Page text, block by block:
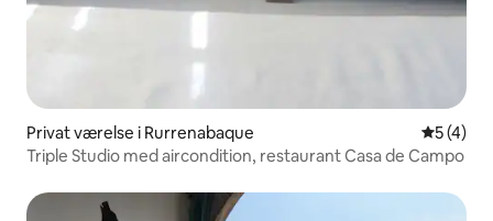
Privat værelse i Rurrenabaque 5 ud af 5
5 (4)
Triple Studio med aircondition, restaurant Casa de Campo